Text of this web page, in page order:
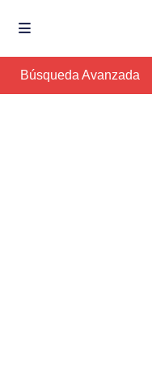
Búsqueda Avanzada